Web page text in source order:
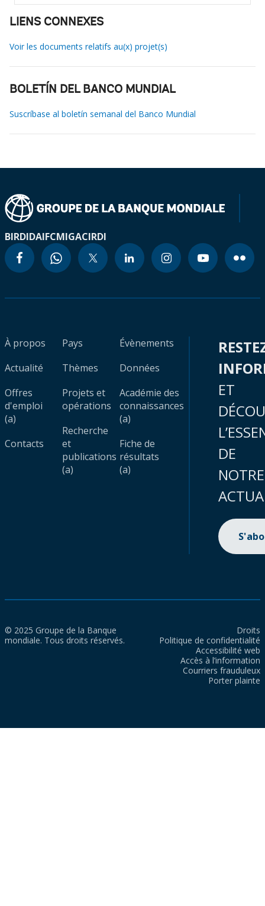
LIENS CONNEXES
Voir les documents relatifs au(x) projet(s)
BOLETÍN DEL BANCO MUNDIAL
Suscríbase al boletín semanal del Banco Mundial
BIRDIDAIFCMIGACIRDI
À propos
Actualité
Offres
d'emploi
(a)
Contacts
Pays
Thèmes
Projets et
opérations
Recherche
et
publications
(a)
Évènements
Données
Académie des
connaissances
(a)
Fiche de
résultats
(a)
ET
DE
NOTRE
© 2025 Groupe de la Banque
mondiale. Tous droits réservés.
Droits
Politique de confidentialité
Accessibilité web
Accès à l’information
Courriers frauduleux
Porter plainte